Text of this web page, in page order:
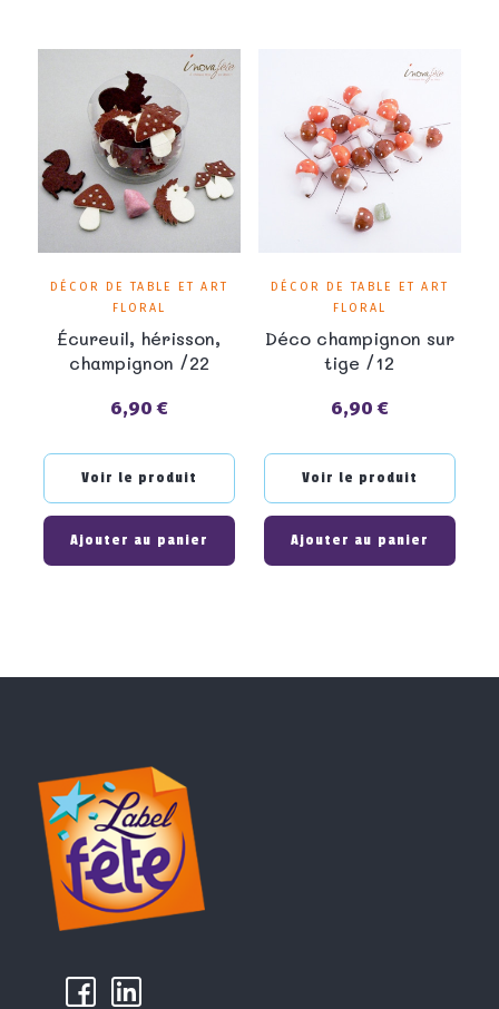
DÉCOR DE TABLE ET ART
FLORAL
Écureuil, hérisson,
champignon /22
Prix
6,90 €
Voir le produit
Ajouter au panier
DÉCOR DE TABLE ET ART
FLORAL
Déco champignon sur
tige /12
Prix
6,90 €
Voir le produit
Ajouter au panier
k µ